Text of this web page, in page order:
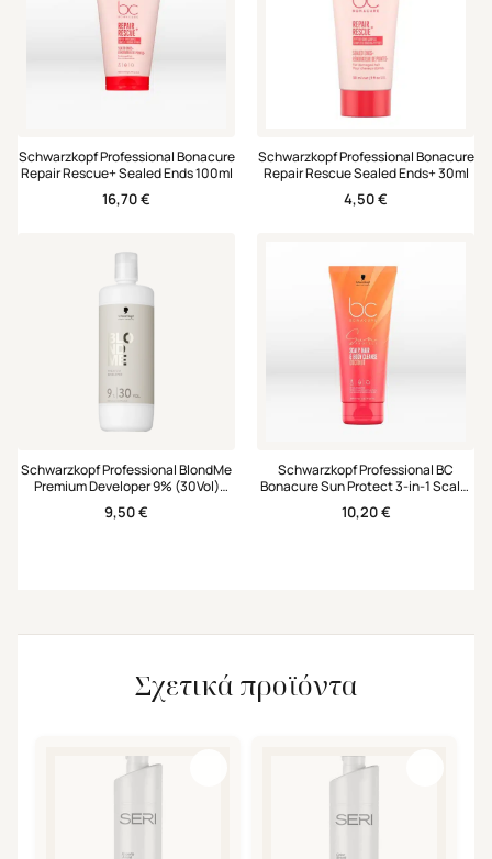
Schwarzkopf Professional Bonacure
Repair Rescue+ Sealed Ends 100ml
16,70€
Schwarzkopf Professional Bonacure
Repair Rescue Sealed Ends+ 30ml
4,50€
Schwarzkopf Professional BlondMe
Premium Developer 9% (30Vol)
1000ml
9,50€
Schwarzkopf Professional BC
Bonacure Sun Protect 3-in-1 Scalp,
Hair & Body Cleanse Coconut 200ml
10,20€
Σχετικά προϊόντα